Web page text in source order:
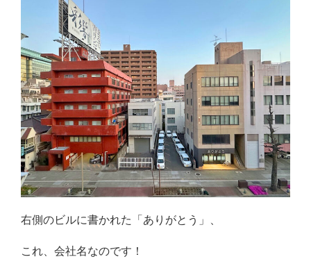
右側のビルに書かれた「ありがとう」、
これ、会社名なのです！